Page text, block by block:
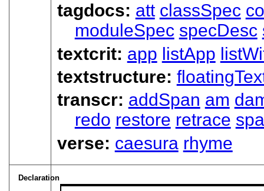
tagdocs: att classSpec
moduleSpec specDesc
textcrit: app listApp
textstructure:
transcr: addSpan am
redo restore retrace
verse: caesura rhyme
Declaration